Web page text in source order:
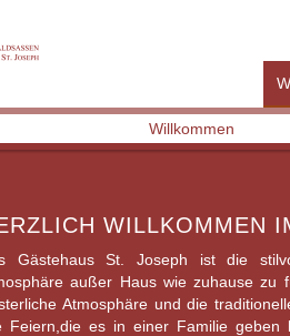
Willkommen
WILLKOMMEN
Gästehaus St. Joseph ist die
außer Haus wie zuhause zu
Atmosphäre und die
Feiern,die es in einer Familie geben
können Sie einen